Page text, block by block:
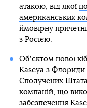
атакою, від якої
американських
ймовірну
з Росією.
Обʼєктом нової
Kaseya з Флориди.
Сполучених
компаній, що
забезпечення